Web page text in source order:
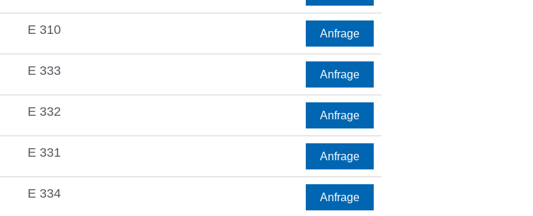
E 310 Anfrage
E 333 Anfrage
E 332 Anfrage
E 331 Anfrage
E 334 Anfrage